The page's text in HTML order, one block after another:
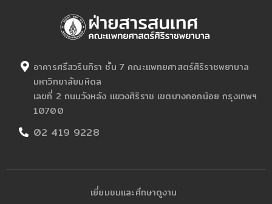
อาคารศรีสวรินทิรา ชั้น 7 คณะแพทยศาสตร์ศิริราชพยาบาล
มหาวิทยาลัยมหิดล
เลขที่ 2 ถนนวังหลัง แขวงศิริราช เขตบางกอกน้อย กรุงเทพฯ
10700
02 419 9228
เยี่ยมชมและศึกษาดูงาน